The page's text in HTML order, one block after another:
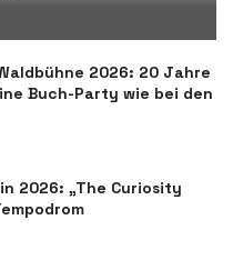
2026: 20 Jahre
Buch-Party wie bei den
2026: „The Curiosity